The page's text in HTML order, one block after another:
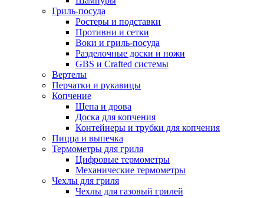
Гриль-посуда
Ростеры и подставки
Противни и сетки
Воки и гриль-посуда
Разделочные доски и ножи
GBS и Crafted системы
Вертелы
Перчатки и рукавицы
Копчение
Щепа и дрова
Доска для копчения
Контейнеры и трубки для копчения
Пицца и выпечка
Термометры для гриля
Цифровые термометры
Механические термометры
Чехлы для гриля
Чехлы для газовый грилей